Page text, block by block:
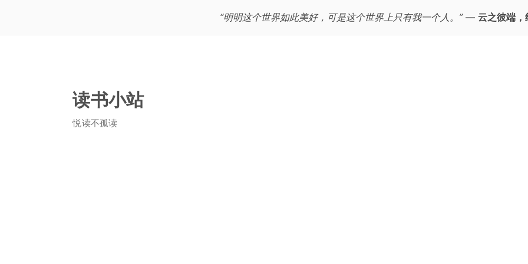
“明明这个世界如此美好，可是这个世界上只有我一个人。”— 云之彼端，
读书小站
悦读不孤读